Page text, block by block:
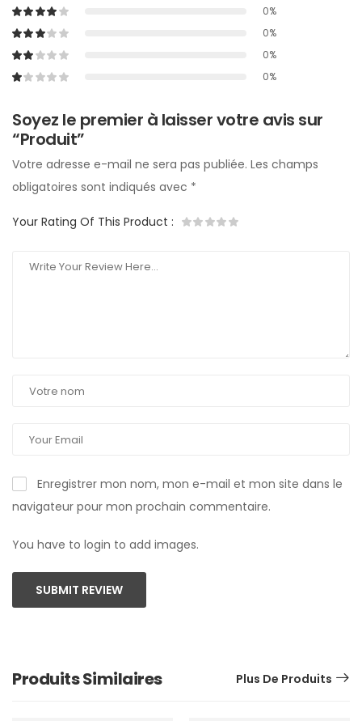
0%
0%
0%
0%
Soyez le premier à laisser votre avis sur
“Produit”
Votre adresse e-mail ne sera pas publiée. Les champs
obligatoires sont indiqués avec *
Your Rating Of This Product :
Enregistrer mon nom, mon e-mail et mon site dans le
navigateur pour mon prochain commentaire.
You have to login to add images.
SUBMIT REVIEW
Produits Similaires Plus De Produits